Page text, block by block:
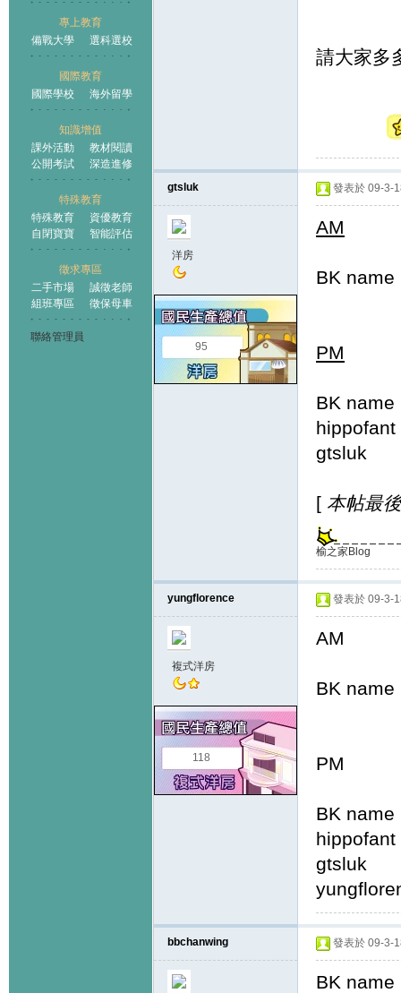
專上教育
備戰大學
選科選校
國際教育
國際學校
海外留學
知識增值
課外活動
教材閱讀
公開考試
深造進修
特殊教育
特殊教育
資優教育
自閉寶寶
智能評估
徵求專區
二手市場
誠徵老師
組班專區
徵保母車
聯絡管理員
請大家多
gtsluk
洋房
95
發表於 09-3-
AM
BK
PM
BK
[ 本帖最
榆之家Blog
yungflorence
複式洋房
118
發表於 09-3-
AM
BK
PM
BK
bbchanwing 發表於 09-3-
BK